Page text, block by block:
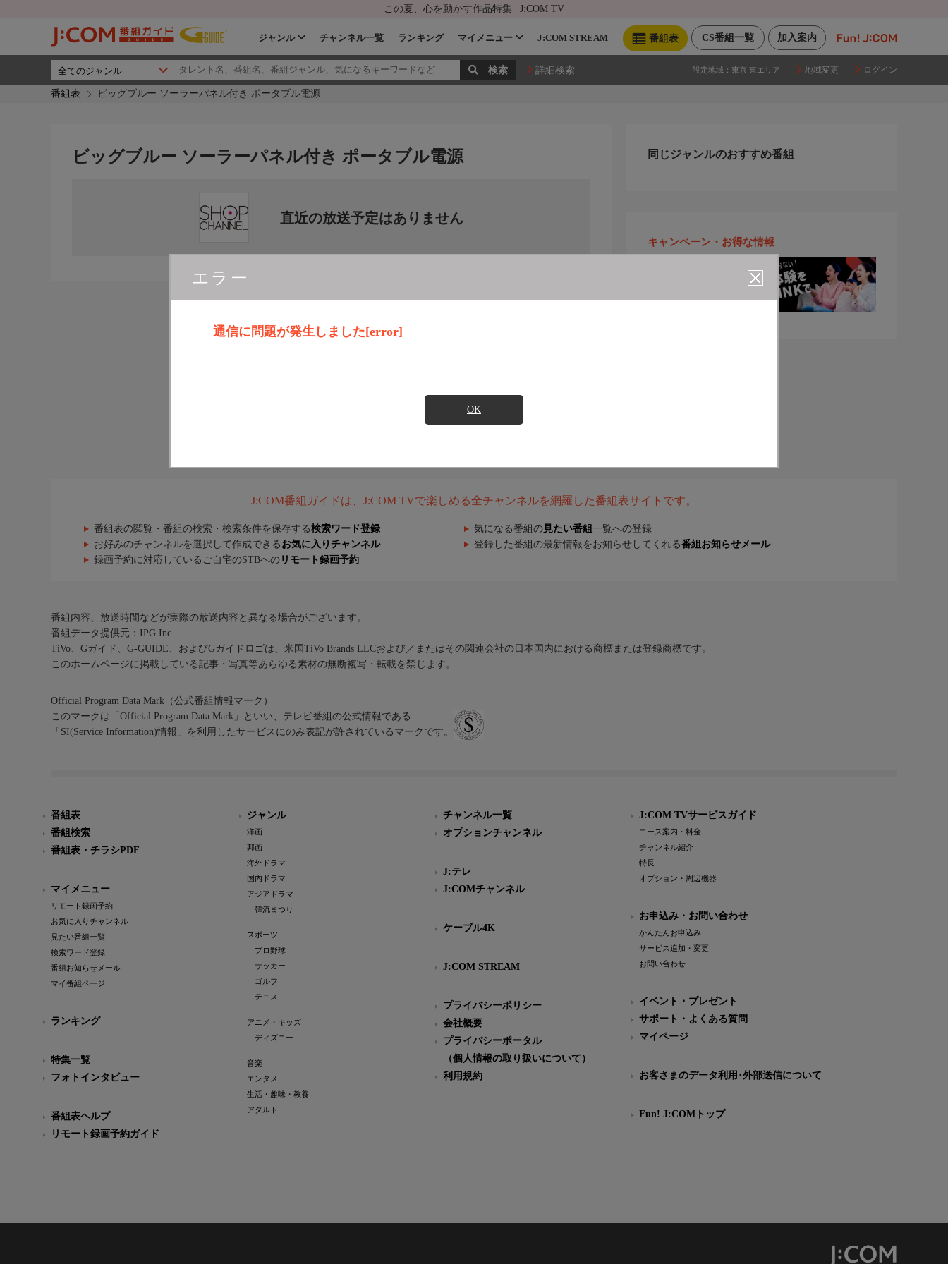
この夏、心を動かす作品特集 | J:COM TV
加入案内
CS番組一覧
番組表
ジャンル チャンネル一覧 ランキング マイメニュー J:COM STREAM
詳細検索 設定地域： 東京 東エリア 地域変更 ログイン
番組表 ビッグブルー ソーラーパネル付き ポータブル電源
エラー
通信に問題が発生しました[error]
OK
ビッグブルー ソーラーパネル付き ポータブル電源
直近の放送予定はありません
同じジャンルのおすすめ番組
キャンペーン・お得な情報
J:COM番組ガイドは、J:COM TVで楽しめる全チャンネルを網羅した番組表サイトです。
番組表の閲覧・番組の検索・検索条件を保存する検索ワード登録 気になる番組の 見たい番組 一覧への登録
お好みのチャンネルを選択して作成できる お気に入りチャンネル 登録した番組の最新情報をお知らせしてくれる番組お知らせメール
録画予約に対応しているご自宅のSTBへの リモート録画予約
番組内容、放送時間などが実際の放送内容と異なる場合がございます。
番組データ提供元：IPG Inc.
TiVo、Gガイド、G-GUIDE、およびGガイドロゴは、米国TiVo Brands LLCおよび／またはその関連会社の日本国内における商標または登録商標です。
このホームページに掲載している記事・写真等あらゆる素材の無断複写・転載を禁じます。
Official Program Data Mark（公式番組情報マーク）
このマークは「Official Program Data Mark」といい、テレビ番組の公式情報である
「SI(Service Information)情報」を利用したサービスにのみ表記が許されているマークです。
番組表
番組検索
番組表・チラシPDF
マイメニュー
リモート録画予約
お気に入りチャンネル
見たい番組一覧
検索ワード登録
番組お知らせメール
マイ番組ページ
ランキング
特集一覧
フォトインタビュー
番組表ヘルプ
リモート録画予約ガイド
ジャンル
洋画
邦画
海外ドラマ
国内ドラマ
アジアドラマ
韓流まつり
スポーツ
プロ野球
サッカー
ゴルフ
テニス
アニメ・キッズ
ディズニー
音楽
エンタメ
生活・趣味・教養
アダルト
チャンネル一覧
オプションチャンネル
J:テレ
J:COMチャンネル
ケーブル4K
J:COM STREAM
プライバシーポリシー
会社概要
プライバシーポータル
（個人情報の取り扱いについて）
利用規約
J:COM TVサービスガイド
コース案内・料金
チャンネル紹介
特長
オプション・周辺機器
お申込み・お問い合わせ
かんたんお申込み
サービス追加・変更
お問い合わせ
イベント・プレゼント
サポート・よくある質問
マイページ
お客さまのデータ利用･外部送信について
Fun! J:COMトップ